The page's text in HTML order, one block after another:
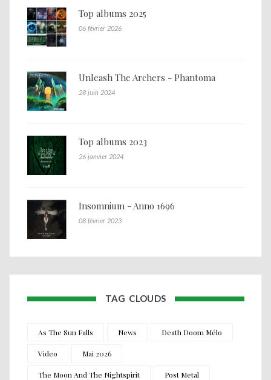
Top albums 2025
06 février 2026
Unleash The Archers - Phantoma
28 juin 2024
Top albums 2023
26 janvier 2024
Insomnium - Anno 1696
08 février 2023
TAG CLOUDS
As The Sun Falls News Death Doom Mélo
Video Mai 2026
The Moon And The Nightspirit Post Metal